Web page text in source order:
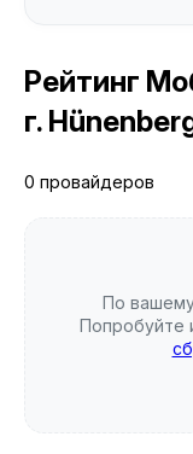
Рейтинг
г.
0 провайдеров
По
Попробуйте